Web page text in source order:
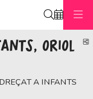
ORIOL
A INFANTS